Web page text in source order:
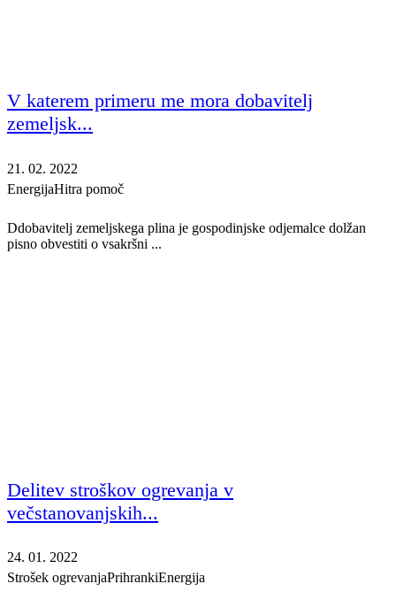
V katerem primeru me mora dobavitelj
zemeljsk...
21. 02. 2022
EnergijaHitra pomoč
Ddobavitelj zemeljskega plina je gospodinjske odjemalce dolžan
pisno obvestiti o vsakršni ...
Delitev stroškov ogrevanja v
večstanovanjskih...
24. 01. 2022
Strošek ogrevanjaPrihrankiEnergija